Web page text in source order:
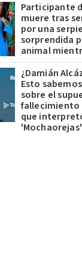
Participante
muere tras
por una
sorprendida
animal
¿Damián
Esto
sobre el
fallecimiento
que
'Mochaorejas'